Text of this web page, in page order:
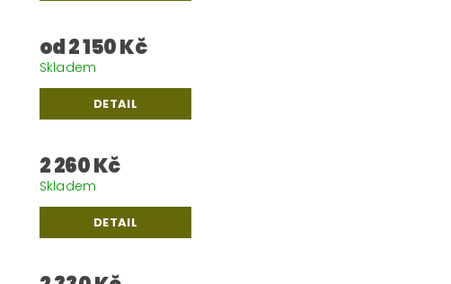
od 2 150 Kč
Skladem
DETAIL
2 260 Kč
Skladem
DETAIL